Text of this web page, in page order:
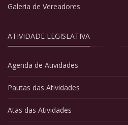
Galeria de Vereadores
ATIVIDADE LEGISLATIVA
Agenda de Atividades
Pautas das Atividades
Atas das Atividades